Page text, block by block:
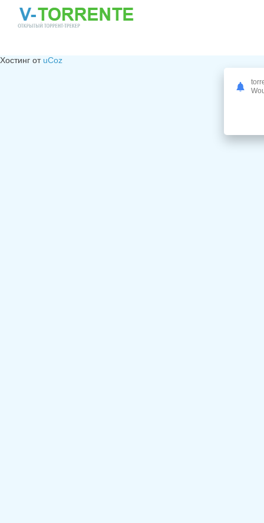
Хостинг от uCoz